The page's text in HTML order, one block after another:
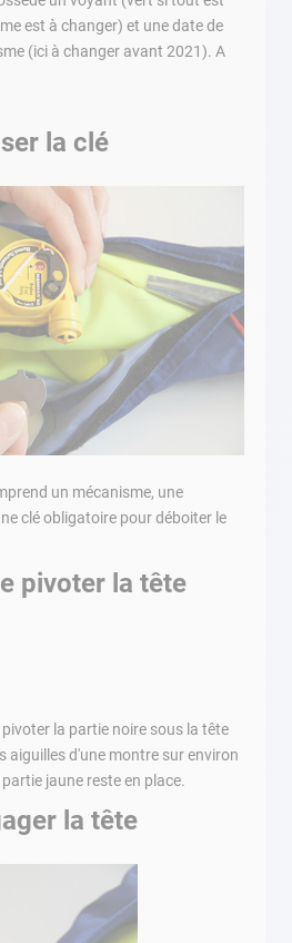
est à changer) et une date de
(ici à changer avant 2021). A
la clé
un mécanisme, une
clé obligatoire pour déboiter le
pivoter la tête
la partie noire sous la tête
aiguilles d'une montre sur environ
jaune reste en place.
la tête